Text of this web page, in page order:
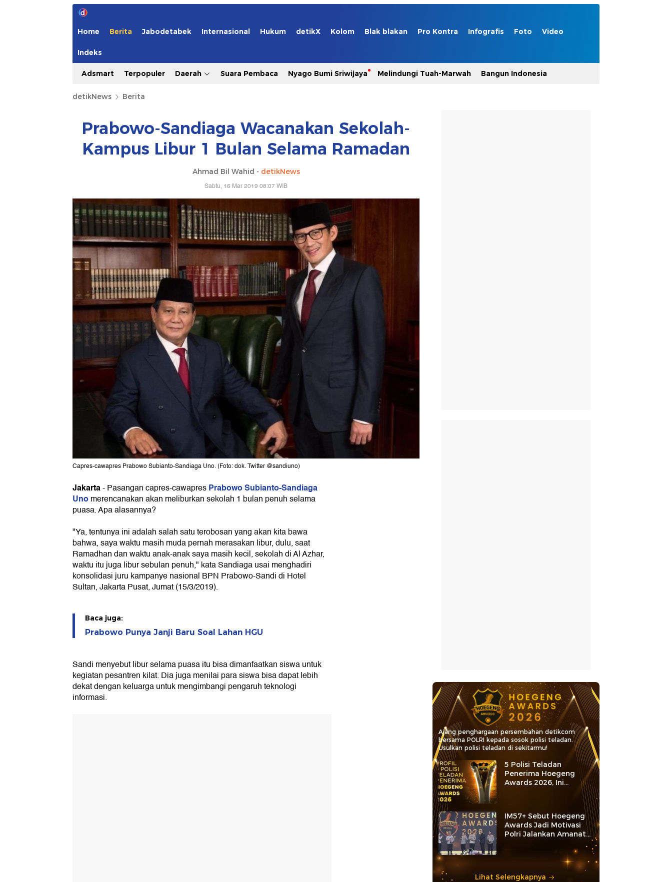
Home Berita Jabodetabek Internasional Hukum detikX Kolom Blak blakan Pro Kontra Infografis Foto Video
Indeks
Adsmart Terpopuler Daerah Suara Pembaca Nyago Bumi Sriwijaya Melindungi Tuah-Marwah Bangun Indonesia
detikNews Berita
Prabowo-Sandiaga Wacanakan Sekolah-
Kampus Libur 1 Bulan Selama Ramadan
Ahmad Bil Wahid - detikNews
Sabtu, 16 Mar 2019 08:07 WIB
Capres-cawapres Prabowo Subianto-Sandiaga Uno. (Foto: dok. Twitter @sandiuno)
Jakarta-Pasangan capres-cawapresPrabowo Subianto-Sandiaga
Unomerencanakan akan meliburkan sekolah 1 bulan penuh selama
puasa. Apa alasannya?
"Ya, tentunya ini adalah salah satu terobosan yang akan kita bawa
bahwa, saya waktu masih muda pernah merasakan libur, dulu, saat
Ramadhan dan waktu anak-anak saya masih kecil, sekolah di Al Azhar,
waktu itu juga libur sebulan penuh," kata Sandiaga usai menghadiri
konsolidasi juru kampanye nasional BPN Prabowo-Sandi di Hotel
Sultan, Jakarta Pusat, Jumat (15/3/2019).
Baca juga:
Prabowo Punya Janji Baru Soal Lahan HGU
Sandi menyebut libur selama puasa itu bisa dimanfaatkan siswa untuk
kegiatan pesantren kilat. Dia juga menilai para siswa bisa dapat lebih
dekat dengan keluarga untuk mengimbangi pengaruh teknologi
informasi.
Ajang penghargaan persembahan detikcom
bersama POLRI kepada sosok polisi teladan.
Usulkan polisi teladan di sekitarmu!
5 Polisi Teladan
Penerima Hoegeng
Awards 2026, Ini
Kategori dan Kiprahnya
IM57+ Sebut Hoegeng
Awards Jadi Motivasi
Polri Jalankan Amanat
Lihat Selengkapnya